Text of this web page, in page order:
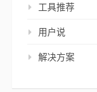
工具推荐
用户说
解决方案